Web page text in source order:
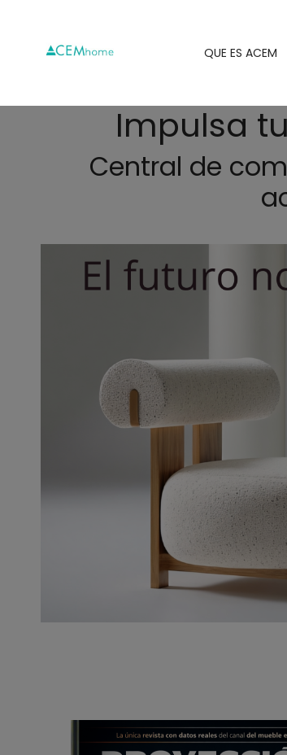
QUE ES ACEM
Impulsa
Central de